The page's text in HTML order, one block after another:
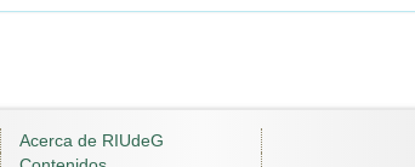
Acerca de RIUdeG